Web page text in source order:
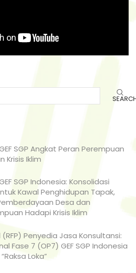
SGP Angkat Peran Perempuan
Krisis Iklim
SGP Indonesia: Konsolidasi
Kawal Penghidupan Tapak,
Desa dan
Hadapi Krisis Iklim
Penyedia Jasa Konsultansi:
Fase 7 (OP7) GEF SGP Indonesia
Loka”